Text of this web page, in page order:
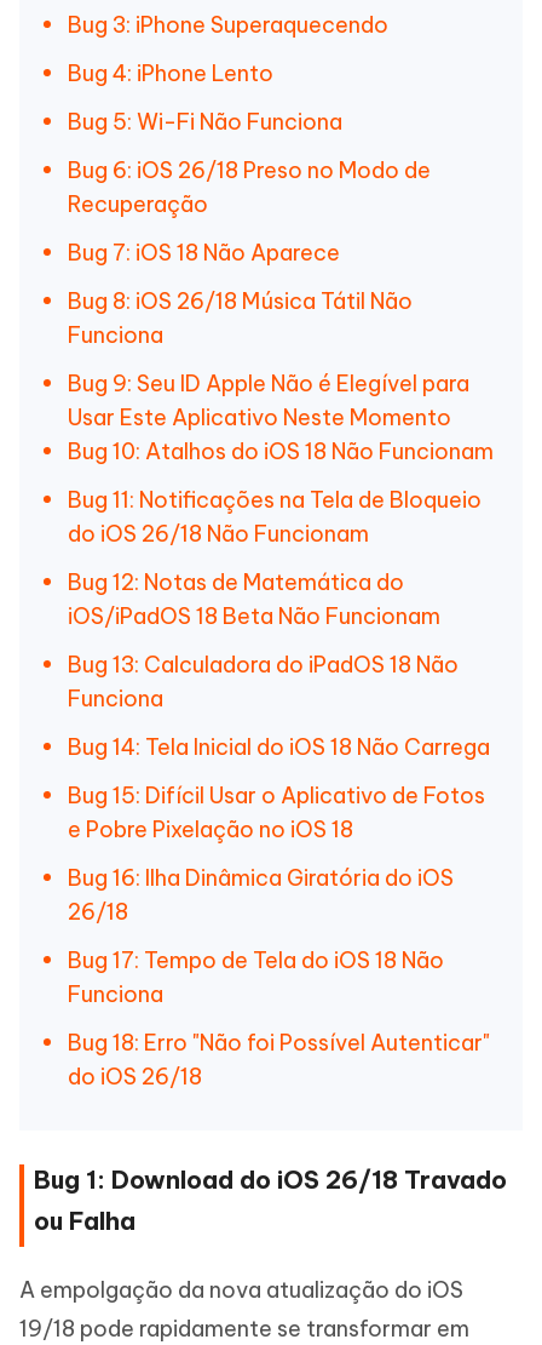
Bug 3: iPhone Superaquecendo
Bug 4: iPhone Lento
Bug 5: Wi-Fi Não Funciona
Bug 6: iOS 26/18 Preso no Modo de
Recuperação
Bug 7: iOS 18 Não Aparece
Bug 8: iOS 26/18 Música Tátil Não
Funciona
Bug 9: Seu ID Apple Não é Elegível para
Usar Este Aplicativo Neste Momento
Bug 10: Atalhos do iOS 18 Não Funcionam
Bug 11: Notificações na Tela de Bloqueio
do iOS 26/18 Não Funcionam
Bug 12: Notas de Matemática do
iOS/iPadOS 18 Beta Não Funcionam
Bug 13: Calculadora do iPadOS 18 Não
Funciona
Bug 14: Tela Inicial do iOS 18 Não Carrega
Bug 15: Difícil Usar o Aplicativo de Fotos
e Pobre Pixelação no iOS 18
Bug 16: Ilha Dinâmica Giratória do iOS
26/18
Bug 17: Tempo de Tela do iOS 18 Não
Funciona
Bug 18: Erro "Não foi Possível Autenticar"
do iOS 26/18
Bug 1: Download do iOS 26/18 Travado
ou Falha
A empolgação da nova atualização do iOS
19/18 pode rapidamente se transformar em